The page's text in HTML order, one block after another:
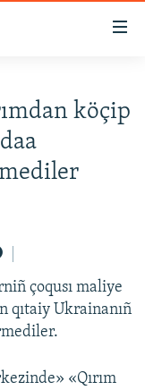
köçip
çoqusı maliye
qıtaiy Ukrainanıñ
«Qırım